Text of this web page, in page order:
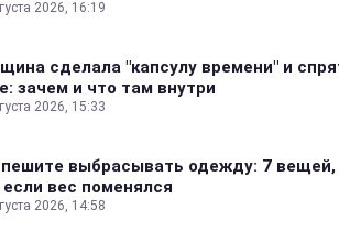
2026, 16:19
сделала "капсулу времени" и
зачем и что там внутри
2026, 15:33
выбрасывать одежду: 7 вещей,
если вес поменялся
2026, 14:58